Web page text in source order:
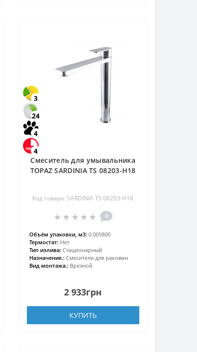
3
24
4
4
Смеситель для умывальника
TOPAZ SARDINIA TS 08203-H18
Код товара: SARDINIA TS 08203-H18
0
Объём упаковки, м3: 0.005800
Термостат: Нет
Тип излива: Стационарный
Назначение.: Смесители для раковин
Вид монтажа.: Врезной
2 933грн
КУПИТЬ